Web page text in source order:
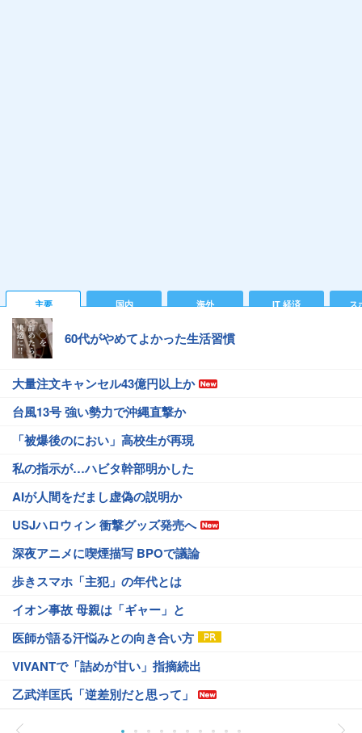
主要 国内 海外 IT 経済 ス
60代がやめてよかった生活習慣
大量注文キャンセル43億円以上か
台風13号 強い勢力で沖縄直撃か
「被爆後のにおい」高校生が再現
私の指示が…ハビタ幹部明かした
AIが人間をだまし虚偽の説明か
USJハロウィン 衝撃グッズ発売へ
深夜アニメに喫煙描写 BPOで議論
歩きスマホ「主犯」の年代とは
イオン事故 母親は「ギャー」と
医師が語る汗悩みとの向き合い方
VIVANTで「詰めが甘い」指摘続出
乙武洋匡氏「逆差別だと思って」